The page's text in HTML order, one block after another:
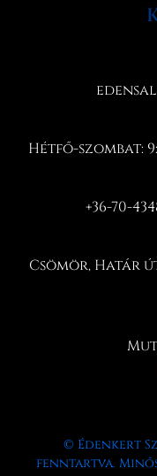
Hétfő-szombat:
+36-70-
Csömör, Határ
© Édenkert
fenntartva.